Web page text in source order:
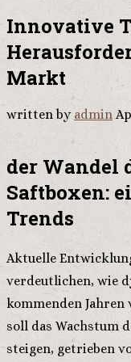
Innovative
Markt
written by admin
der Wandel
Saftboxen:
Trends
Aktuelle
verdeutlichen, wie
kommenden
soll das Wachstum
steigen, getrieben